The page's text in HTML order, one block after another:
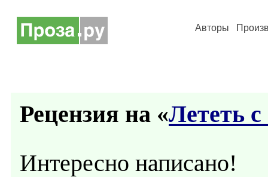
Авторы
Рецензия на «Лететь
Интересно написано!